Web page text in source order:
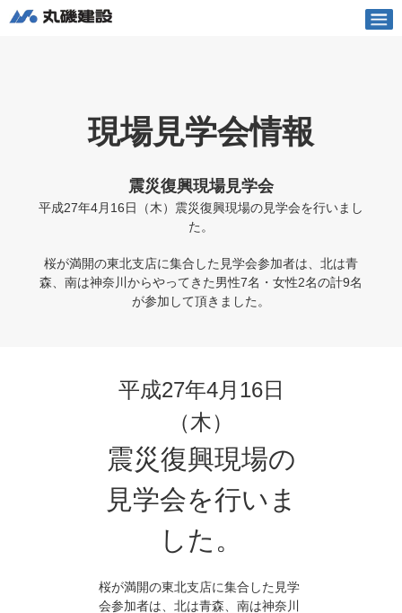
お知らせ
現場見学会情報
震災復興現場見学会
平成27年4月16日（木）震災復興現場の見学会を行いまし
た。
桜が満開の東北支店に集合した見学会参加者は、北は青
森、南は神奈川からやってきた男性7名・女性2名の計9名
が参加して頂きました。
平成27年4月16日
（木）
震災復興現場の
見学会を行いま
した。
桜が満開の東北支店に集合した見学
会参加者は、北は青森、南は神奈川